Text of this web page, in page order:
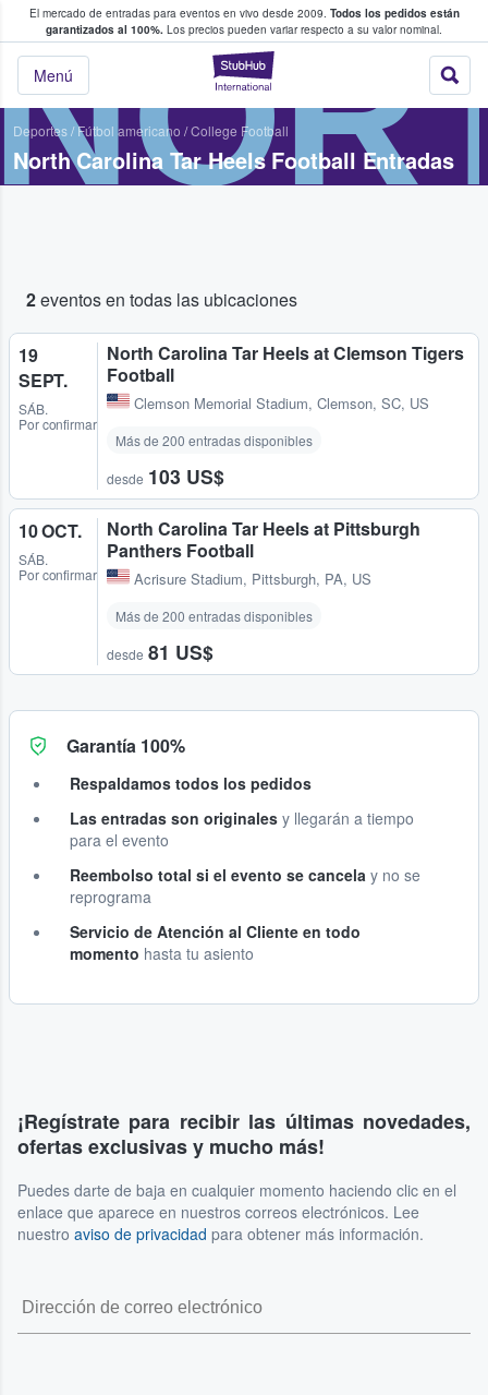
El mercado de entradas para eventos en vivo desde 2009. Todos los pedidos están
garantizados al 100%. Los precios pueden variar respecto a su valor nominal.
StubHub:
Menú
y venta de entradas entre fans
Deportes/Fútbol americano /College Football
North Carolina Tar Heels Football Entradas
2eventos en todas las ubicaciones
19
SEPT.
SÁB.
Por confirmar
North Carolina Tar Heels at Clemson Tigers
Football
Clemson Memorial Stadium, Clemson, SC, US
Más de 200 entradas disponibles
desde 103 US$
10 OCT.
SÁB.
Por confirmar
North Carolina Tar Heels at Pittsburgh
Panthers Football
Acrisure Stadium, Pittsburgh, PA, US
Más de 200 entradas disponibles
desde 81 US$
Garantía 100%
Respaldamos todos los pedidos
Las entradas son originales y llegarán a tiempo
para el evento
Reembolso total si el evento se cancela y no se
reprograma
Servicio de Atención al Cliente en todo
momento hasta tu asiento
¡Regístrate para recibir las últimas novedades,
ofertas exclusivas y mucho más!
Puedes darte de baja en cualquier momento haciendo clic en el
enlace que aparece en nuestros correos electrónicos. Lee
nuestro aviso de privacidad para obtener más información.